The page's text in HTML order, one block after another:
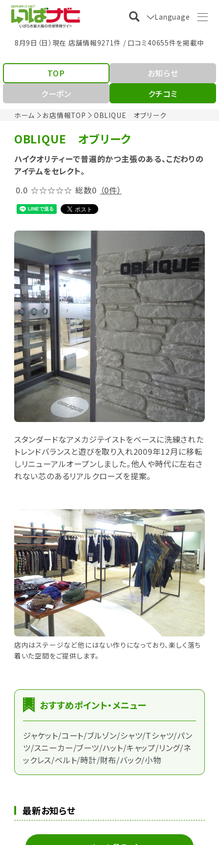
Language
8月9日（日）現在 店舗情報9271件 / 口コミ40655件を掲載中
ホーム お店情報TOP OBLIQUE オブリーク
TOP
お知らせ
クーポン
クチコミ
OBLIQUE オブリーク
ハイクオリティーで普遍的かつ主張のある、こだわりの
アイテムをセレクト。
0.0 ☆☆☆☆☆ 総数0 （0件）
スタンダードなアメカジテイストをベースに洗練された
トレンドバランスと遊びを取り入れ2009年12月に移転
しリニューアルオープンしました。他人や時代に左右さ
れない芯のあるリアルクローズを提案。
店内はステージなど他にはない作りになっており、楽しく落ち
着いた空間をご提供します。
おすすめポイント・メニュー
ジャケット/コート/ブルゾン/シャツ/Tシャツ/パン
ツ/スニーカー/ブーツ/ハット/キャップ/リング/ネ
ックレス/ベルト/時計/財布/バック/小物
最新お知らせ